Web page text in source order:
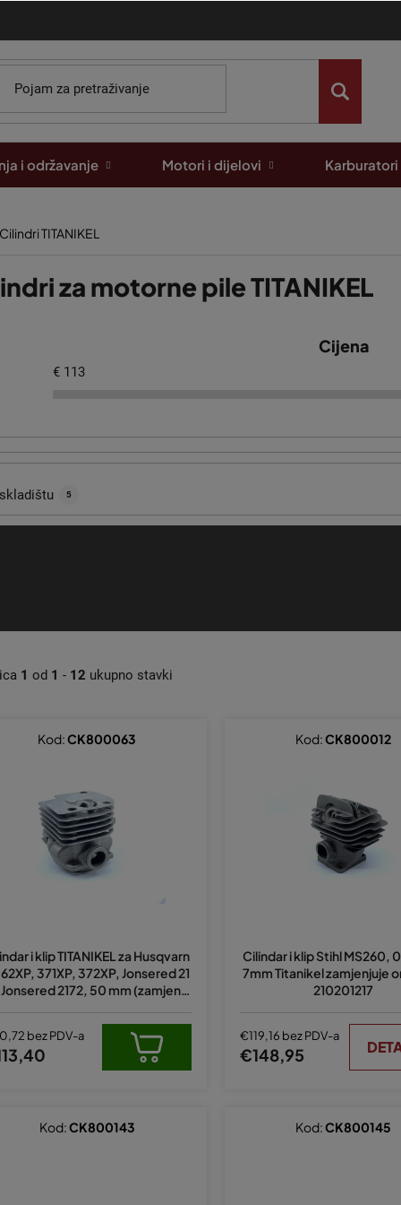
i održavanje Motori i dijelovi Karburatori
Cilindri TITANIKEL
za motorne pile TITANIKEL
1 od 1 - 12 ukupno stavki
Cijena
€ 113
5
i klip TITANIKEL za Husqvarn
371XP, 372XP, Jonsered 21
Jonsered 2172, 50 mm (zamjenju
bez PDV-a
Kod:CK800063
Cilindar i klip Stihl MS260,
7mm Titanikel zamjenjuje
210201217
€119,16 bez PDV-a
€148,95
Kod:CK800012
Kod:CK800143 Kod:CK800145